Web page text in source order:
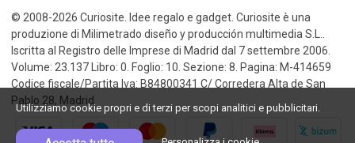
© 2008-2026 Curiosite. Idee regalo e gadget. Curiosite è una
produzione di Milimetrado diseño y producción multimedia S.L..
Iscritta al Registro delle Imprese di Madrid dal 7 settembre 2006.
Volume: 23.137 Libro: 0. Foglio: 10. Sezione: 8. Pagina: M-414659
Codice fiscale/Partita Iva: B84800341 C/ Corredera Alta de San
Pablo 28, Madrid
Utilizziamo cookie propri e di terzi per scopi analitici e pubblicitari.